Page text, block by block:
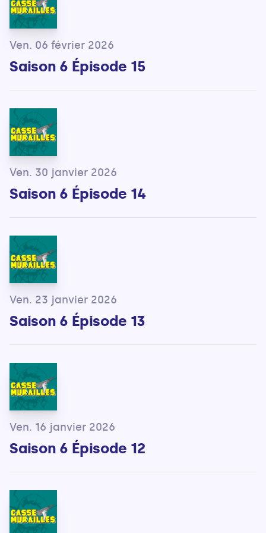
Ven. 06 février 2026
Saison 6 Épisode 15
Ven. 30 janvier 2026
Saison 6 Épisode 14
Ven. 23 janvier 2026
Saison 6 Épisode 13
Ven. 16 janvier 2026
Saison 6 Épisode 12